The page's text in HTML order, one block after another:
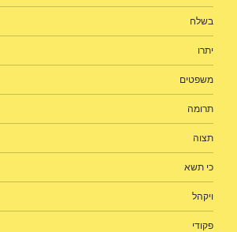
בשלח
יתרו
משפטים
תרומה
תצוה
כי תשא
ויקהל
פקודי